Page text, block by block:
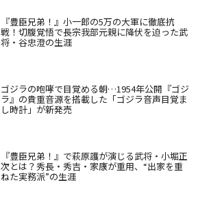
『豊臣兄弟！』小一郎の5万の大軍に徹底抗
戦！切腹覚悟で長宗我部元親に降伏を迫った武
将・谷忠澄の生涯
ゴジラの咆哮で目覚める朝…1954年公開『ゴジ
ラ』の貴重音源を搭載した「ゴジラ音声目覚ま
し時計」が新発売
『豊臣兄弟！』で萩原護が演じる武将・小堀正
次とは？秀長・秀吉・家康が重用、“出家を重
ねた実務派”の生涯